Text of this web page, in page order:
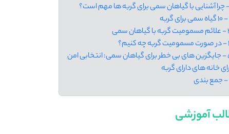
سمی
کنیم؟
5 - جایگزین‌ های بی ‌خطر برای گیاهان سمی: انتخابی امن
خانه‌ های دارای گربه
آموزشی